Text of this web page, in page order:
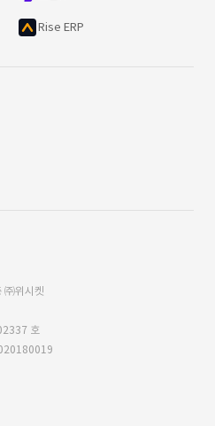
Rise ERP
㈜위시켓
호